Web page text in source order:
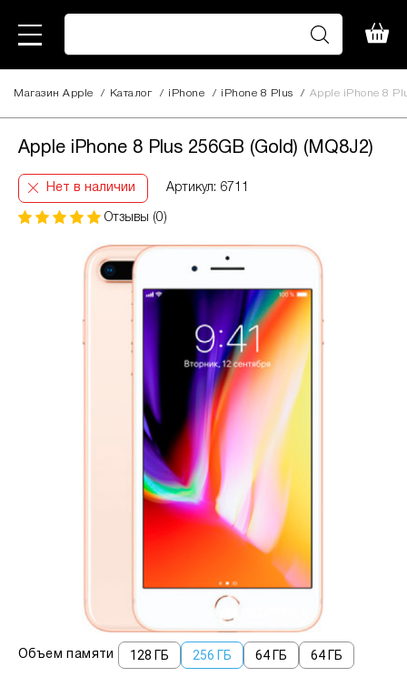
Магазин Apple / Каталог / iPhone / iPhone 8 Plus / Apple iPhone 8
Apple iPhone 8 Plus 256GB (Gold) (MQ8J2)
Нет в наличии Артикул: 6711
Отзывы (0)
Объем памяти 128 ГБ 256 ГБ 64 ГБ 64 ГБ